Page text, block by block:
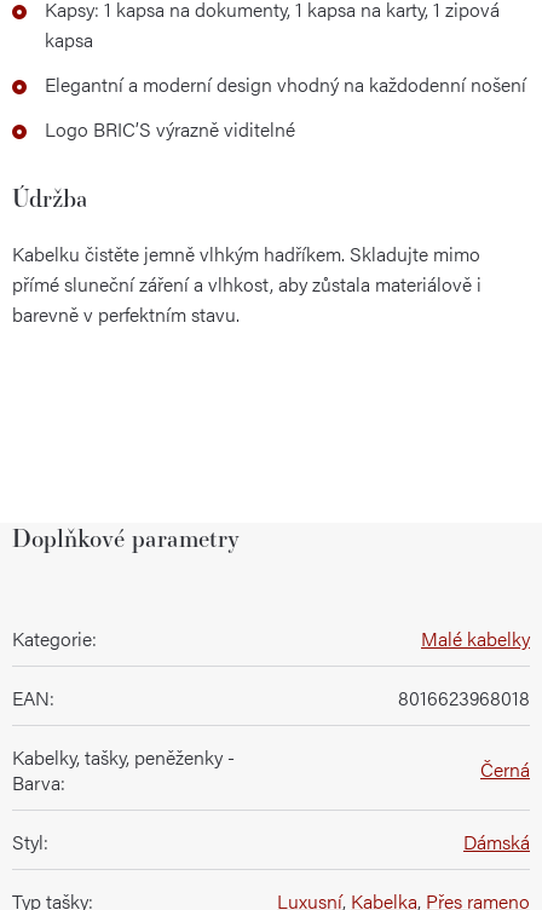
Kapsy: 1 kapsa na dokumenty, 1 kapsa na karty, 1 zipová
kapsa
Elegantní a moderní design vhodný na každodenní nošení
Logo BRIC’S výrazně viditelné
Údržba
Kabelku čistěte jemně vlhkým hadříkem. Skladujte mimo
přímé sluneční záření a vlhkost, aby zůstala materiálově i
barevně v perfektním stavu.
Doplňkové parametry
Kategorie: Malé kabelky
EAN: 8016623968018
Kabelky, tašky, peněženky -
Barva: Černá
Styl: Dámská
Typ tašky: Luxusní, Kabelka, Přes rameno